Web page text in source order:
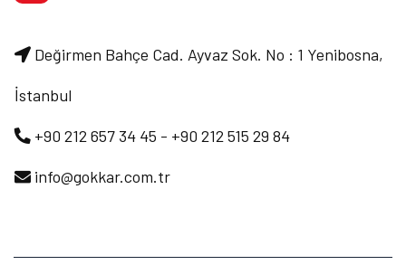
Değirmen Bahçe Cad. Ayvaz Sok. No : 1 Yenibosna,
İstanbul
+90 212 657 34 45 - +90 212 515 29 84
info@gokkar.com.tr